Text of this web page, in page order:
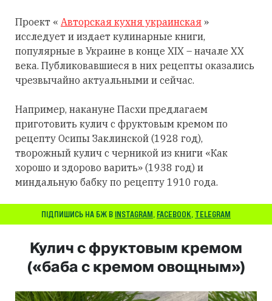
Проект « Авторская кухня украинская »
исследует и издает кулинарные книги,
популярные в Украине в конце XIX – начале XX
века. Публиковавшиеся в них рецепты оказались
чрезвычайно актуальными и сейчас.
Например, накануне Пасхи предлагаем
приготовить кулич с фруктовым кремом по
рецепту Осипы Заклинской (1928 год),
творожный кулич с черникой из книги «Как
хорошо и здорово варить» (1938 год) и
миндальную бабку по рецепту 1910 года.
ПІДПИШИСЬ НА БЖ В INSTAGRAM, FACEBOOK, TELEGRAM
Кулич с фруктовым кремом
(«баба с кремом овощным»)